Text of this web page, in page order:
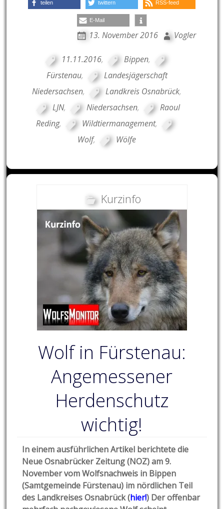
teilen twittern RSS-feed
E-Mail
13. November 2016 Vogler
11.11.2016, Bippen,
Fürstenau,
Landesjägerschaft
Niedersachsen, Landkreis Osnabrück,
LJN, Niedersachsen,
Raoul
Reding, Wildtiermanagement,
Wolf, Wölfe
Kurzinfo
Wolf in Fürstenau:
Angemessener
Herdenschutz
wichtig!
In einem ausführlichen Artikel berichtete die
Neue Osnabrücker Zeitung (NOZ) am 9.
November vom Wolfsnachweis in Bippen
(Samtgemeinde Fürstenau) im nördlichen Teil
des Landkreises Osnabrück (hier!) Der offenbar